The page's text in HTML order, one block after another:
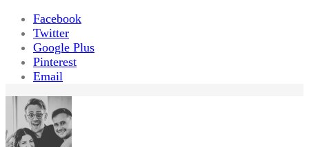
Facebook
Twitter
Google Plus
Pinterest
Email